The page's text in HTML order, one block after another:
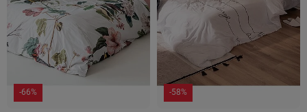
-66% -58%